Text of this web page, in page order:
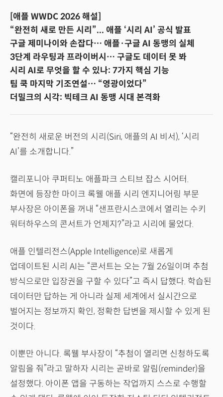
[애플 WWDC 2026 해설]
“완전히 새로 만든 시리”... 애플 ‘시리 AI’ 공식 발표
구글 제미나이와 손잡다… 애플·구글 AI 동맹의 실체
3단계 라우팅과 프라이버시… 구글도 데이터 못 봐
시리 AI로 무엇을 할 수 있나: 7가지 핵심 기능
팀 쿡 마지막 기조연설… “영광이었다”
더밀크의 시각: 빅테크 AI 동맹 시대 본격화
“완전히 새로운 버전의 시리(Siri, 애플의 AI 비서), ‘시리
AI’를 소개합니다.”
캘리포니아 쿠퍼티노 애플파크 스티브 잡스 시어터.
화면에 등장한 마이크 록웰 애플 시리 엔지니어링 부문
부사장은 아이폰을 꺼내 “샌프란시스코에서 열리는 수키
워터하우스의 콘서트가 언제지?”라고 시리에 물었다.
애플 인텔리전스(Apple Intelligence)로 새롭게
업데이트된 시리 AI는 “콘서트는 오는 7월 26일이며 추첨
방식으로만 입장권을 구할 수 있다”고 즉시 답했다. 학습된
데이터만 답하는 게 아니라 실제 세계에서 실시간으로
벌어지는 정보까지 확인, 정확한 답변을 제시할 수 있게 된
것이다.
이뿐만 아니다. 록웰 부사장이 “추첨이 열리면 신청하도록
알림을 줘”라고 말하자 시리는 곧바로 알림(reminder)을
설정했다. 아이폰 앱을 구동하는 작업까지 스스로 수행할